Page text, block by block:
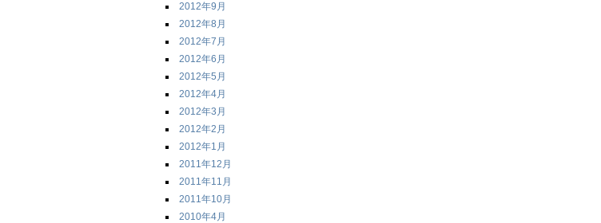
2012年9月
2012年8月
2012年7月
2012年6月
2012年5月
2012年4月
2012年3月
2012年2月
2012年1月
2011年12月
2011年11月
2011年10月
2010年4月